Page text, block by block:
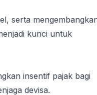
serta
kunci untuk
insentif pajak bagi
devisa.